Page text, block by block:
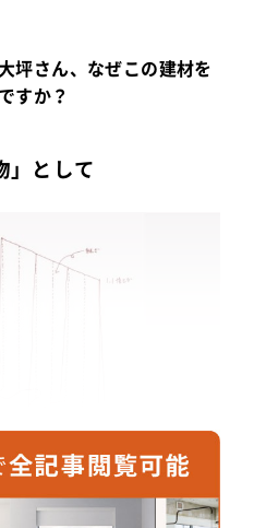
坪さん、なぜこの建材を
すか？
」として
イルがどうあるべきかと